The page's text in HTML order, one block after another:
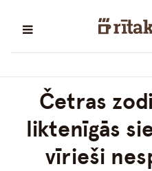
Četras
liktenīgās
vīrieši